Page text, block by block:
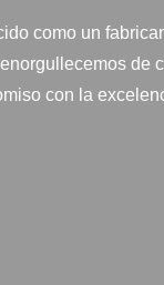
como un
de
con la